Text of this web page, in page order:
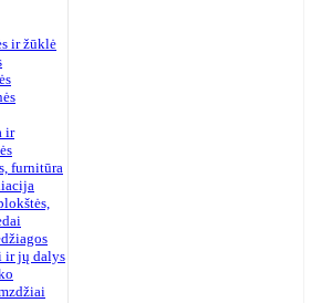
ir žūklė
ir
furnitūra
ir jų dalys